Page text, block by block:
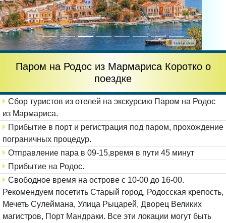
Паром на Родос из Мармариса Коротко о
поездке
Сбор туристов из отелей на экскурсию Паром на Родос
из Мармариса.
Прибытие в порт и регистрация под паром, прохождение
пограничных процедур.
Отправление пара в 09-15,время в пути 45 минут
Прибытие на Родос.
Свободное время на острове с 10-00 до 16-00.
Рекомендуем посетить Старый город, Родосская крепость,
Мечеть Сулеймана, Улица Рыцарей, Дворец Великих
магистров, Порт Мандраки. Все эти локации могут быть